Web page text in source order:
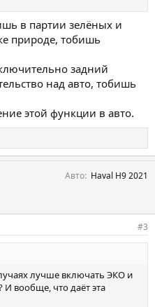
в партии зелёных и
природе, тобишь
задний
над авто, тобишь
этой функции в авто.
Авто Haval H9 2021
#3
лучше включать ЭКО и
вообще, что даёт эта